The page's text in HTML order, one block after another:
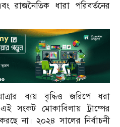
রাজনৈতিক ধারা পরিবর্তনের
ব্যয় বৃদ্ধিও জরিপে ধরা
সংকট মোকাবিলায় ট্রাম্পের
না। ২০২৪ সালের নির্বাচনী